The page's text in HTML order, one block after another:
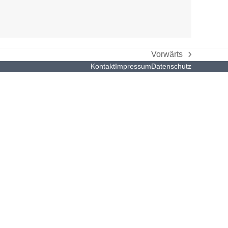
Nächster
Beitrag:
Vorwärts
KontaktImpressumDatenschutz